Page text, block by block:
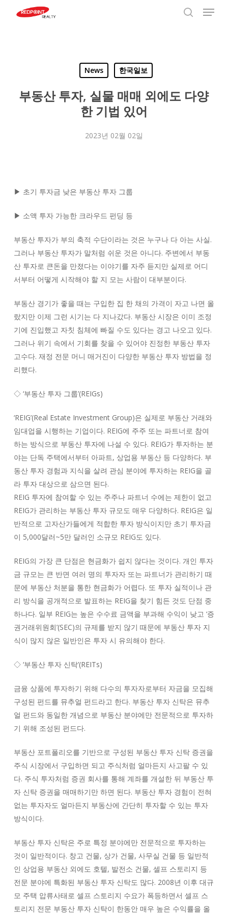
Menu
News 한국일보
부동산 투자, 실물 매매 외에도 다양
한 기법 있어
2023년 02월 02일
▶ 초기 투자금 낮은 부동산 투자 그룹
▶ 소액 투자 가능한 크라우드 펀딩 등
부동산 투자가 부의 축적 수단이라는 것은 누구나 다 아는 사실.
그러나 부동산 투자가 말처럼 쉬운 것은 아니다. 주변에서 부동
산 투자로 큰돈을 만졌다는 이야기를 자주 듣지만 실제로 어디
서부터 어떻게 시작해야 할 지 모는 사람이 대부분이다.
부동산 경기가 좋을 때는 구입한 집 한 채의 가격이 자고 나면 올
랐지만 이제 그런 시기는 다 지나갔다. 부동산 시장은 이미 조정
기에 진입했고 자칫 침체에 빠질 수도 있다는 경고 나오고 있다.
그러나 위기 속에서 기회를 찾을 수 있어야 진정한 부동산 투자
고수다. 재정 전문 머니 매거진이 다양한 부동산 투자 방법을 정
리했다.
◇ ‘부동산 투자 그룹’(REIGs)
‘REIG’(Real Estate Investment Group)은 실제로 부동산 거래와
임대업을 시행하는 기업이다. REIG에 주주 또는 파트너로 참여
하는 방식으로 부동산 투자에 나설 수 있다. REIG가 투자하는 분
야는 단독 주택에서부터 아파트, 상업용 부동산 등 다양하다. 부
동산 투자 경험과 지식을 살려 관심 분야에 투자하는 REIG을 골
라 투자 대상으로 삼으면 된다.
REIG 투자에 참여할 수 있는 주주나 파트너 수에는 제한이 없고
REIG가 관리하는 부동산 투자 규모도 매우 다양하다. REIG은 일
반적으로 고자산가들에게 적합한 투자 방식이지만 초기 투자금
이 5,000달러~5만 달러인 소규모 REIG도 있다.
REIG의 가장 큰 단점은 현금화가 쉽지 않다는 것이다. 개인 투자
금 규모는 큰 반면 여러 명의 투자자 또는 파트너가 관리하기 때
문에 부동산 처분을 통한 현금화가 어렵다. 또 투자 실적이나 관
리 방식을 공개적으로 발표하는 REIG을 찾기 힘든 것도 단점 중
하나다. 일부 REIG는 높은 수수료 금액을 부과해 수익이 낮고 ‘증
권거래위원회’(SEC)의 규제를 받지 않기 때문에 부동산 투자 지
식이 많지 않은 일반인은 투자 시 유의해야 한다.
◇ ‘부동산 투자 신탁’(REITs)
금융 상품에 투자하기 위해 다수의 투자자로부터 자금을 모집해
구성된 펀드를 뮤추얼 펀드라고 한다. 부동산 투자 신탁은 뮤추
얼 펀드와 동일한 개념으로 부동산 분야에만 전문적으로 투자하
기 위해 조성된 펀드다.
부동산 포트폴리오를 기반으로 구성된 부동산 투자 신탁 증권을
주식 시장에서 구입하면 되고 주식처럼 얼마든지 사고팔 수 있
다. 주식 투자처럼 증권 회사를 통해 계좌를 개설한 뒤 부동산 투
자 신탁 증권을 매매하기만 하면 된다. 부동산 투자 경험이 전혀
없는 투자자도 얼마든지 부동산에 간단히 투자할 수 있는 투자
방식이다.
부동산 투자 신탁은 주로 특정 분야에만 전문적으로 투자하는
것이 일반적이다. 창고 건물, 상가 건물, 사무실 건물 등 일반적
인 상업용 부동산 외에도 호텔, 발전소 건물, 셀프 스토리지 등
전문 분야에 특화된 부동산 투자 신탁도 많다. 2008년 이후 대규
모 주택 압류사태로 셀프 스토리지 수요가 폭등하면서 셀프 스
토리지 전문 부동산 투자 신탁이 한동안 매우 높은 수익률을 올